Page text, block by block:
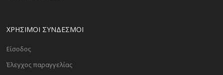
ΧΡΗΣΙΜΟΙ ΣΥΝΔΕΣΜΟΙ
Είσοδος
Έλεγχος παραγγελίας